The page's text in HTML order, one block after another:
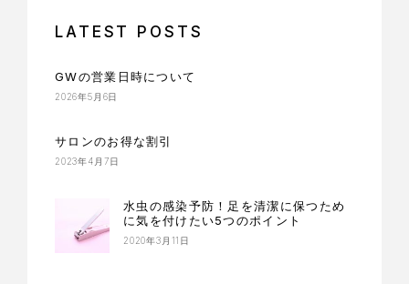
LATEST POSTS
GWの営業日時について
2026年5月6日
サロンのお得な割引
2023年4月7日
水虫の感染予防！足を清潔に保つため
に気を付けたい5つのポイント
2020年3月11日